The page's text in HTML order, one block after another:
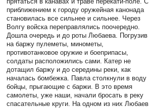
приближением к городу оружейная канонада
становилась все сильнее и сильнее. Через
Волгу войска переправлялись поочередно.
Дошла очередь и до роты Любаева. Погрузив
на баржу пулеметы, минометы,
противотанковое оружие и боеприпасы,
солдаты расположились сами. Катер не
дотащил баржу и до середины реки, как
началась бомбежка. Павла столкнули в воду
бойцы, прыгающие с баржи. В это время
самолеты, уже наши, начали бросать в реку
спасательные круги. На одном из них Любаев